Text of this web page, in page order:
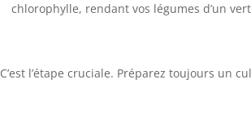
chlorophylle, rendant vos légumes d’un
C’est l’étape cruciale. Préparez toujours un